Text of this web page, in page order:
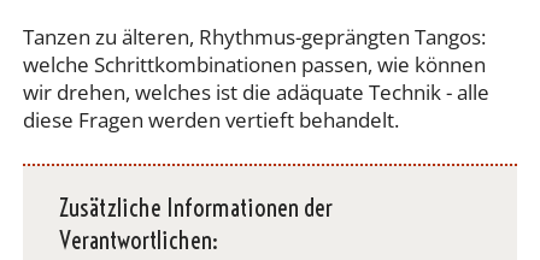
Tanzen zu älteren, Rhythmus-geprängten Tangos:
welche Schrittkombinationen passen, wie können
wir drehen, welches ist die adäquate Technik - alle
diese Fragen werden vertieft behandelt.
Zusätzliche Informationen der
Verantwortlichen: